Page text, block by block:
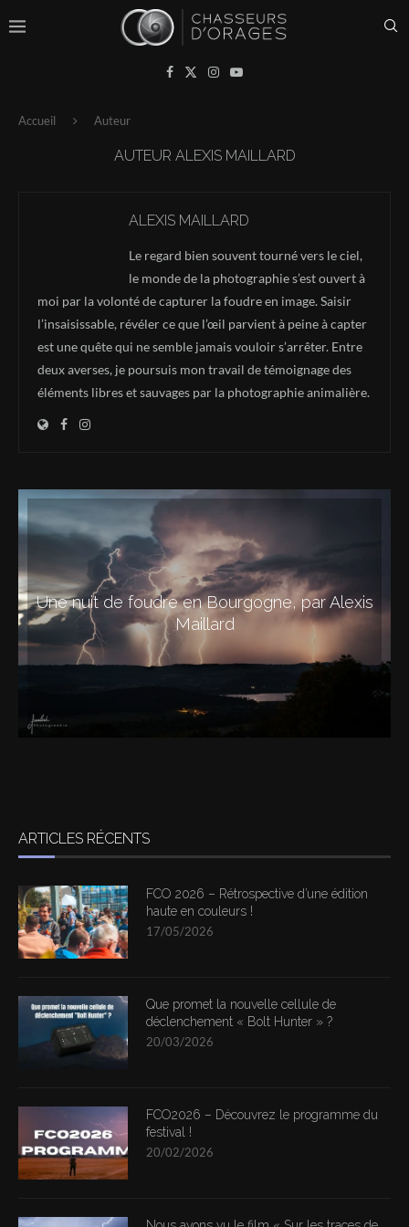
Accueil Auteur
AUTEUR ALEXIS MAILLARD
ALEXIS MAILLARD
Le regard bien souvent tourné vers le ciel,
le monde de la photographie s’est ouvert à
moi par la volonté de capturer la foudre en image. Saisir
l’insaisissable, révéler ce que l’œil parvient à peine à capter
est une quête qui ne semble jamais vouloir s’arrêter. Entre
deux averses, je poursuis mon travail de témoignage des
éléments libres et sauvages par la photographie animalière.
Une nuit de foudre en Bourgogne, par Alexis
Maillard
ARTICLES RÉCENTS
FCO 2026 – Rétrospective d’une édition
haute en couleurs !
17/05/2026
Que promet la nouvelle cellule de
déclenchement « Bolt Hunter » ?
20/03/2026
FCO2026 – Découvrez le programme du
festival !
20/02/2026